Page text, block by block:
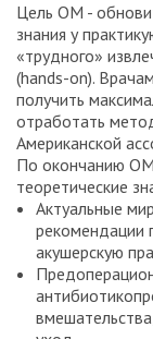
Цель ОМ -
знания у
«трудного»
(hands-on).
получить
отработать
Американской
По окончанию
теоретические
Актуальные
акушерскую